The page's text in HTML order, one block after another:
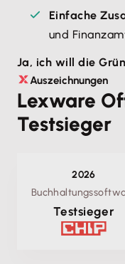
Einfache
und
Ja, ich will die
Auszeichnungen
Lexware
Testsieger
2026
Testsieger